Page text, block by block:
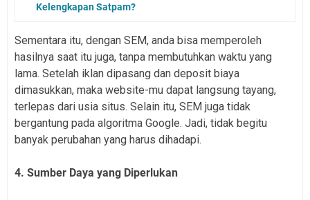
Kelengkapan Satpam?
Sementara itu, dengan SEM, anda bisa memperoleh
hasilnya saat itu juga, tanpa membutuhkan waktu yang
lama. Setelah iklan dipasang dan deposit biaya
dimasukkan, maka website-mu dapat langsung tayang,
terlepas dari usia situs. Selain itu, SEM juga tidak
bergantung pada algoritma Google. Jadi, tidak begitu
banyak perubahan yang harus dihadapi.
4. Sumber Daya yang Diperlukan